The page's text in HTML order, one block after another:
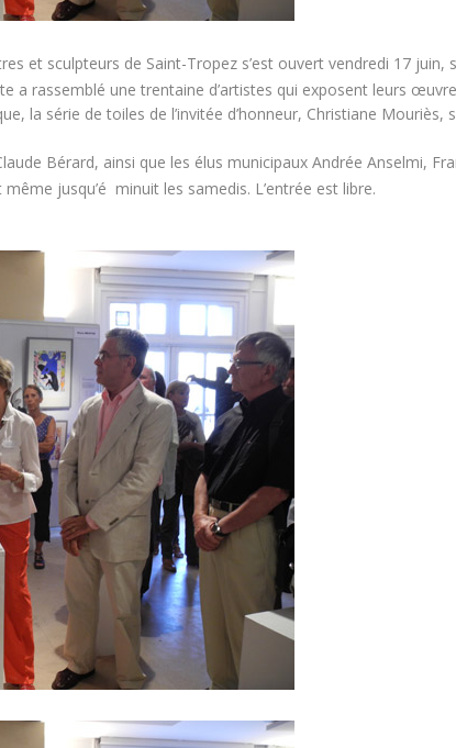
et sculpteurs de Saint-Tropez s’est ouvert vendredi 17 juin,
a rassemblé une trentaine d’artistes qui exposent leurs
la série de toiles de l’invitée d’honneur, Christiane Mouriès,
Bérard, ainsi que les élus municipaux Andrée Anselmi,
jusqu’é minuit les samedis. L’entrée est libre.